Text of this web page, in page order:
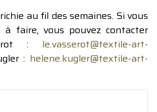
au fil des semaines. Si vous
à faire, vous pouvez contacter
: le.vasserot@textile-art-
: helene.kugler@textile-art-